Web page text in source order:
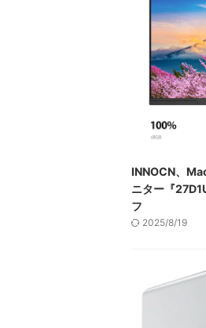
INNOCN、
ニター『
フ
2025/8/19